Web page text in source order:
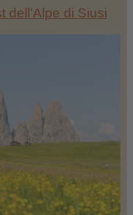
dell’Alpe di Siusi